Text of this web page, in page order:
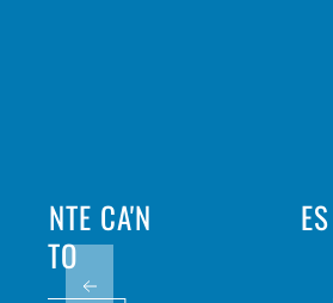
CA'N
BERTO